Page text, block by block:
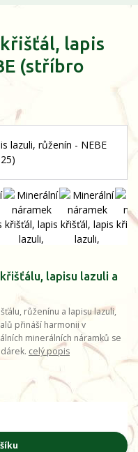
lapis
(stříbro
lapisu lazuli a
růženínu a lapisu lazuli,
přináší harmonii v
minerálních náramků se
celý popis